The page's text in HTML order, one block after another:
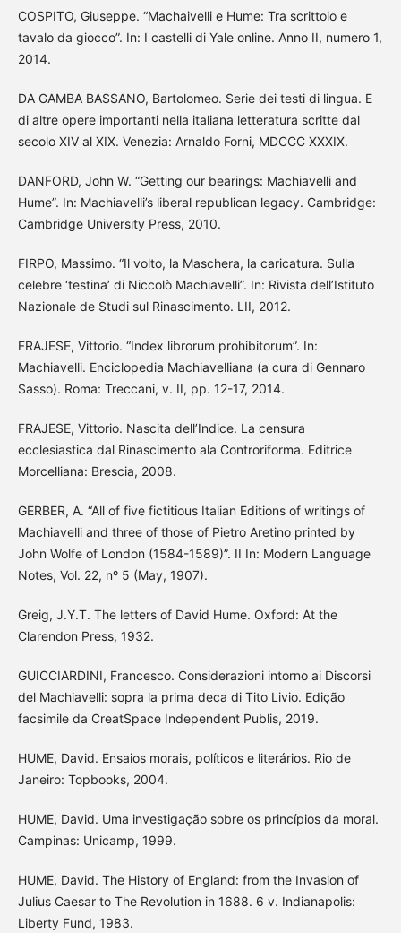
COSPITO, Giuseppe. “Machaivelli e Hume: Tra scrittoio e
tavalo da giocco”. In: I castelli di Yale online. Anno II, numero 1,
2014.
DA GAMBA BASSANO, Bartolomeo. Serie dei testi di lingua. E
di altre opere importanti nella italiana letteratura scritte dal
secolo XIV al XIX. Venezia: Arnaldo Forni, MDCCC XXXIX.
DANFORD, John W. “Getting our bearings: Machiavelli and
Hume”. In: Machiavelli’s liberal republican legacy. Cambridge:
Cambridge University Press, 2010.
FIRPO, Massimo. “Il volto, la Maschera, la caricatura. Sulla
celebre ‘testina’ di Niccolò Machiavelli”. In: Rivista dell’Istituto
Nazionale de Studi sul Rinascimento. LII, 2012.
FRAJESE, Vittorio. “Index librorum prohibitorum”. In:
Machiavelli. Enciclopedia Machiavelliana (a cura di Gennaro
Sasso). Roma: Treccani, v. II, pp. 12-17, 2014.
FRAJESE, Vittorio. Nascita dell’Indice. La censura
ecclesiastica dal Rinascimento ala Controriforma. Editrice
Morcelliana: Brescia, 2008.
GERBER, A. “All of five fictitious Italian Editions of writings of
Machiavelli and three of those of Pietro Aretino printed by
John Wolfe of London (1584-1589)”. II In: Modern Language
Notes, Vol. 22, nº 5 (May, 1907).
Greig, J.Y.T. The letters of David Hume. Oxford: At the
Clarendon Press, 1932.
GUICCIARDINI, Francesco. Considerazioni intorno ai Discorsi
del Machiavelli: sopra la prima deca di Tito Livio. Edição
facsimile da CreatSpace Independent Publis, 2019.
HUME, David. Ensaios morais, políticos e literários. Rio de
Janeiro: Topbooks, 2004.
HUME, David. Uma investigação sobre os princípios da moral.
Campinas: Unicamp, 1999.
HUME, David. The History of England: from the Invasion of
Julius Caesar to The Revolution in 1688. 6 v. Indianapolis:
Liberty Fund, 1983.